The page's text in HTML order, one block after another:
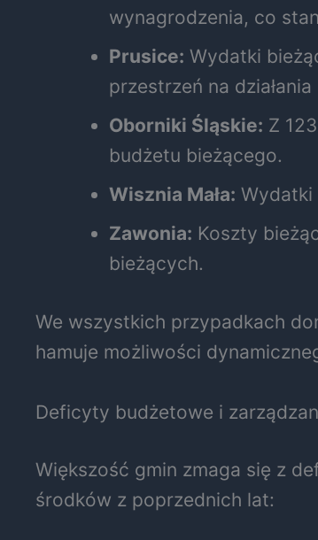
wynagrodzenia, co
Prusice: Wydatki
przestrzeń na
Oborniki Śląskie: Z
budżetu bieżącego.
Wisznia Mała: Wydatki
Zawonia: Koszty
bieżących.
We wszystkich przypadkach
hamuje możliwości
Deficyty budżetowe i
Większość gmin zmaga się z
środków z poprzednich lat: